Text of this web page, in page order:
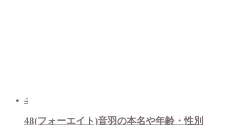
4
48(フォーエイト)音羽の本名や年齢・性別